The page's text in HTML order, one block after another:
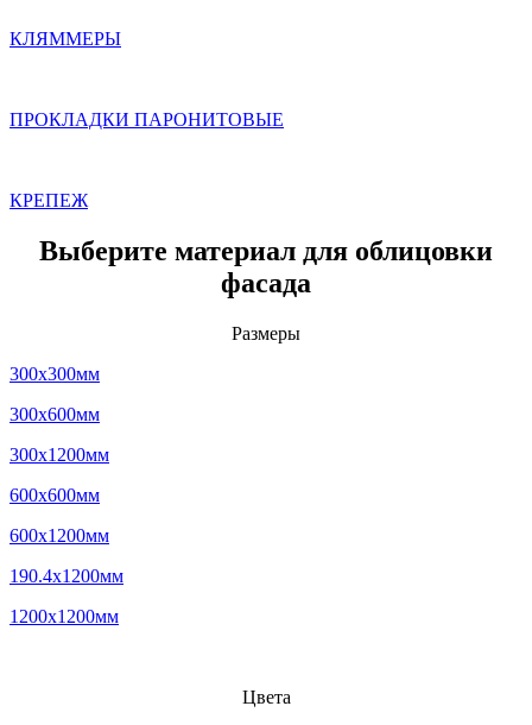
КЛЯММЕРЫ
ПРОКЛАДКИ ПАРОНИТОВЫЕ
КРЕПЕЖ
Выберите материал для облицовки
фасада
Размеры
300x300мм
300x600мм
300x1200мм
600x600мм
600x1200мм
190.4x1200мм
1200x1200мм
Цвета